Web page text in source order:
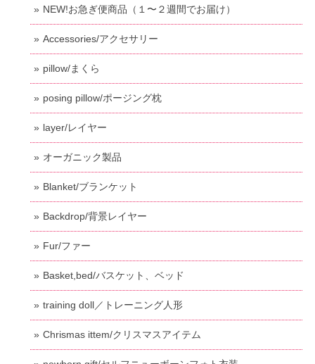
NEW!お急ぎ便商品（１〜２週間でお届け）
Accessories/アクセサリー
pillow/まくら
posing pillow/ポージング枕
layer/レイヤー
オーガニック製品
Blanket/ブランケット
Backdrop/背景レイヤー
Fur/ファー
Basket,bed/バスケット、ベッド
training doll／トレーニング人形
Chrismas ittem/クリスマスアイテム